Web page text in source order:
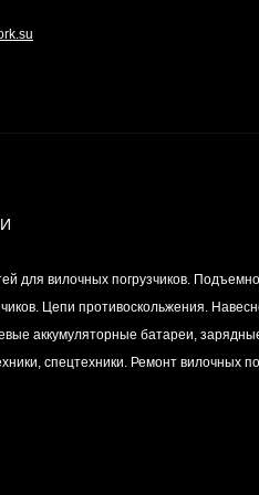
для вилочных погрузчиков.
Цепи противоскольжения.
аккумуляторные батареи,
спецтехники. Ремонт вилочных